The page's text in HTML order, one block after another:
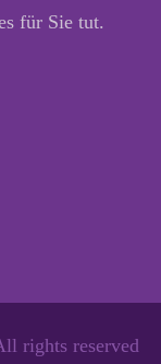
für Sie tut.
rights reserved